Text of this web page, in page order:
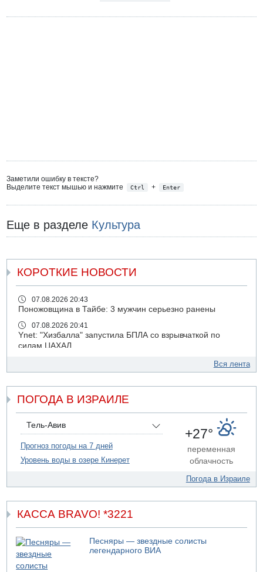
Заметили ошибку в тексте?
Выделите текст мышью и нажмите
Ctrl + Enter
Еще в разделе Культура
КОРОТКИЕ НОВОСТИ
07.08.2026 20:43
Поножовщина в Тайбе: 3 мужчин серьезно ранены
07.08.2026 20:41
Ynet: "Хизбалла" запустила БПЛА со взрывчаткой по
силам ЦАХАЛ
ДТП в Ашдоде: тяжело ранены двое маленьких детей
07.08.2026 19:14
Скончался водитель, врезавшийся в стену в
Иерусалиме
07.08.2026 17:57
Подозреваемый в домогательствах в хостеле - Гильбоа
Дахан
07.08.2026 17:55
коррупционных отношениях с Йоавом Элиаси
для уклонистов-харедим
В Иерусалиме водитель врезался в забор и серьезно
пострадал
Вся лента
ПОГОДА В ИЗРАИЛЕ
Тель-Авив
Прогноз погоды на 7 дней
Уровень воды в озере Кинерет
+27°
переменная
облачность
Погода в Израиле
КАССА BRAVO! *3221
Песняры — звездные солисты
легендарного ВИА